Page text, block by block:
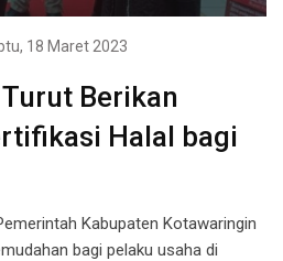
18 Maret 2023
Berikan
Halal bagi
Kabupaten Kotawaringin
bagi pelaku usaha di